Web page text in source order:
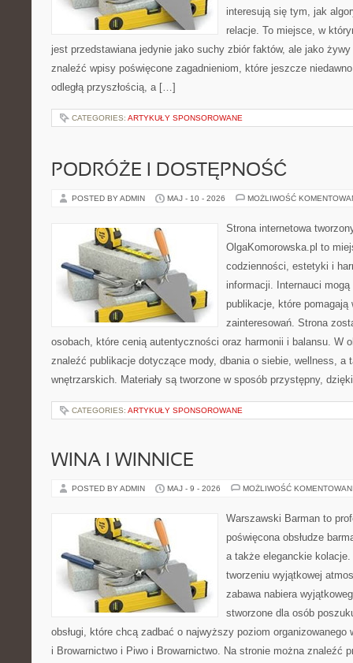
interesują się tym, jak
relacje. To miejsce, w
jest przedstawiana jedynie jako suchy zbiór faktów, ale jako
znaleźć wpisy poświęcone zagadnieniom, które jeszcze niedawno
odległą przyszłością, a […]
CATEGORIES: ARTYKUŁY SPONSOROWANE
PODRÓŻE I DOSTĘPNOŚĆ
POSTED BY ADMIN MAJ - 10 - 2026 MOŻLIWOŚĆ
Strona internetowa
OlgaKomorowska.pl to
codzienności, estetyki i
informacji. Internauci
publikacje, które pomagają
zainteresowań. Strona
osobach, które cenią autentyczności oraz harmonii i balansu. W
znaleźć publikacje dotyczące mody, dbania o siebie, wellness, a
wnętrzarskich. Materiały są tworzone w sposób przystępny,
CATEGORIES: ARTYKUŁY SPONSOROWANE
WINA I WINNICE
POSTED BY ADMIN MAJ - 9 - 2026 MOŻLIWOŚĆ
Warszawski Barman to
poświęcona obsłudze
a także eleganckie
tworzeniu wyjątkowej
zabawa nabiera
stworzone dla osób
obsługi, które chcą zadbać o najwyższy poziom organizowanego
i Browarnictwo i Piwo i Browarnictwo. Na stronie można znaleźć